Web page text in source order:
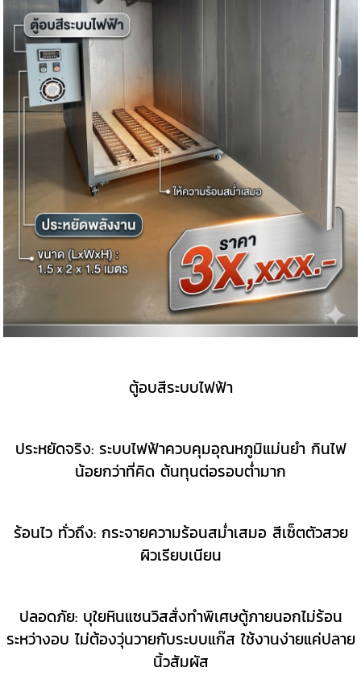
ตู้อบสีระบบไฟฟ้า
ประหยัดจริง: ระบบไฟฟ้าควบคุมอุณหภูมิแม่นยำ กินไฟ
น้อยกว่าที่คิด ต้นทุนต่อรอบต่ำมาก
ร้อนไว ทั่วถึง: กระจายความร้อนสม่ำเสมอ สีเซ็ตตัวสวย
ผิวเรียบเนียน
ปลอดภัย: บุใยหินแซนวิสสั่งทำพิเศษตู้ภายนอกไม่ร้อน
ระหว่างอบ ไม่ต้องวุ่นวายกับระบบแก๊ส ใช้งานง่ายแค่ปลาย
นิ้วสัมผัส